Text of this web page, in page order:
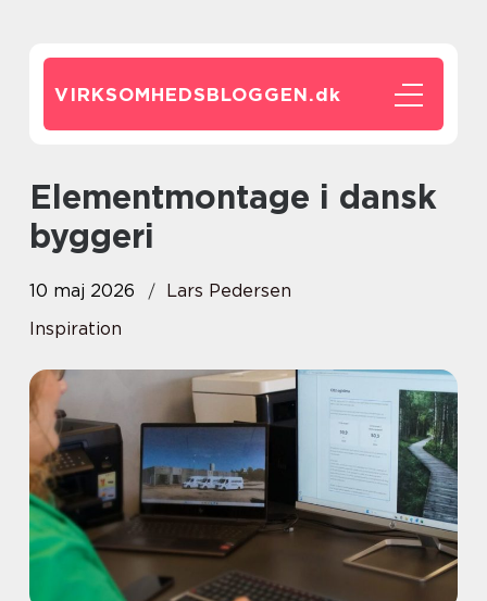
VIRKSOMHEDSBLOGGEN.dk
Elementmontage i dansk
byggeri
10 maj 2026
Lars Pedersen
Inspiration